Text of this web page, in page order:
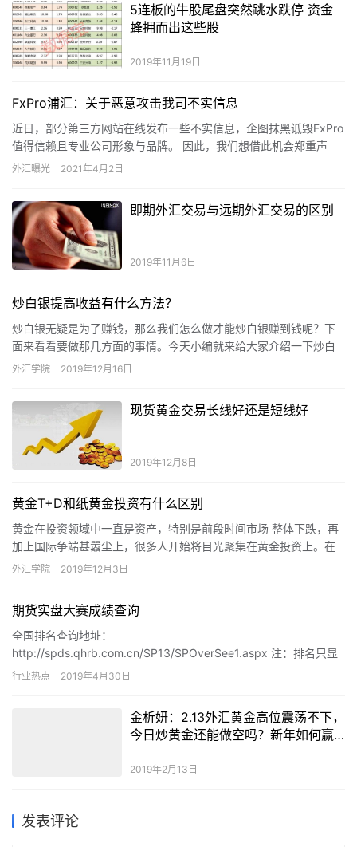
5连板的牛股尾盘突然跳水跌停 资金
蜂拥而出这些股
2019年11月19日
FxPro浦汇：关于恶意攻击我司不实信息
近日，部分第三方网站在线发布一些不实信息，企图抹黑诋毁FxPro
值得信赖且专业公司形象与品牌。 因此，我们想借此机会郑重声
明，这些帖子信息是完全错误且毫无依据的，意在强制让FxPr…
外汇曝光 2021年4月2日
即期外汇交易与远期外汇交易的区别
2019年11月6日
炒白银提高收益有什么方法？
炒白银无疑是为了赚钱，那么我们怎么做才能炒白银赚到钱呢？下
面来看看要做那几方面的事情。今天小编就来给大家介绍一下炒白
银提高收益有什么方法？
外汇学院 2019年12月16日
现货黄金交易长线好还是短线好
2019年12月8日
黄金T+D和纸黄金投资有什么区别
黄金在投资领域中一直是资产，特别是前段时间市场 整体下跌，再
加上国际争端甚嚣尘上，很多人开始将目光聚集在黄金投资上。在
黄金投资的选择上，大家对黄金T+D和纸黄金都非常感兴趣，但是
外汇学院 2019年12月3日
期货实盘大赛成绩查询
全国排名查询地址：
http://spds.qhrb.com.cn/SP13/SPOverSee1.aspx 注：排名只显
示前20名，营业部排名按最大本金收益率排
行业热点 2019年4月30日
金析妍：2.13外汇黄金高位震荡不下，
今日炒黄金还能做空吗？新年如何赢
2019年2月13日
发表评论